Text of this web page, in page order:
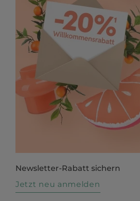
Newsletter-Rabatt sichern
Jetzt neu anmelden